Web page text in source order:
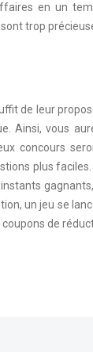
en un
trop
de leur
Ainsi, vous
concours
plus
un jeu se
de